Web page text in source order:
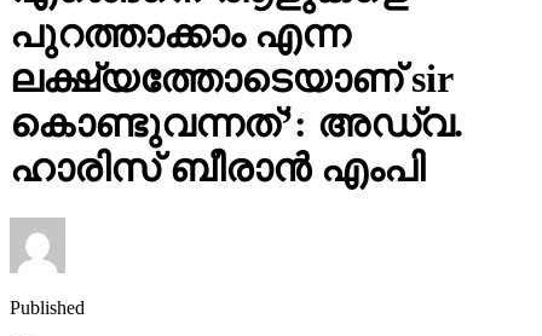
പുറത്താക്കാം എന്ന
ലക്ഷ്യത്തോടെയാണ് sir
കൊണ്ടുവന്നത്’: അഡ്വ.
ഹാരിസ് ബീരാൻ എംപി
Published